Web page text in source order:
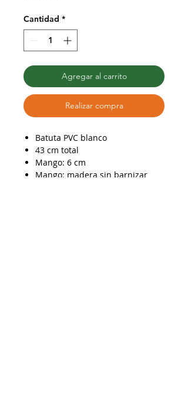
Cantidad *
Agregar al carrito
Realizar compra
Batuta PVC blanco
43 cm total
Mango: 6 cm
Mango: madera sin barnizar